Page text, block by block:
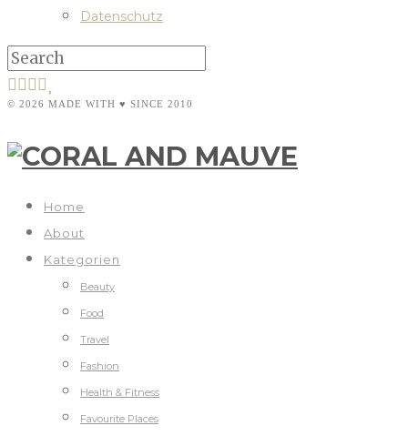
Datenschutz
© 2026 MADE WITH ♥ SINCE 2010
Home
About
Kategorien
Beauty
Food
Travel
Fashion
Health & Fitness
Favourite Places